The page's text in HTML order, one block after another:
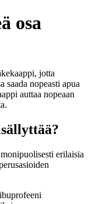
osa
jotta
saada nopeasti apua
auttaa nopeaan
erilaisia